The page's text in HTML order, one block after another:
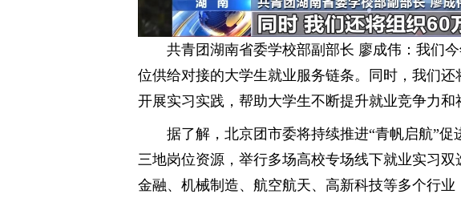
共青团湖南省委学校部副部长 廖成伟：我们
位供给对接的大学生就业服务链条。同时，我们还
开展实习实践，帮助大学生不断提升就业竞争力和
据了解，北京团市委将持续推进“青帆启航”
三地岗位资源，举行多场高校专场线下就业实习
金融、机械制造、航空航天、高新科技等多个行业